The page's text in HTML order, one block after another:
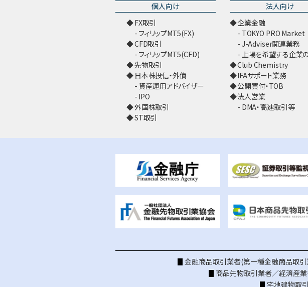
個人向け
FX取引
フィリップMT5(FX)
CFD取引
フィリップMT5(CFD)
先物取引
日本株投信・外債
資産運用アドバイザー
IPO
外国株取引
ST取引
法人向け
企業金融
TOKYO PRO Market
J-Adviser関連業務
上場を希望する企業
Club Chemistry
IFAサポート業務
公開買付・TOB
法人営業
DMA・高速取引等
金融商品取引業者(第一種金融商品取
商品先物取引業者／経済産
宅地建物取